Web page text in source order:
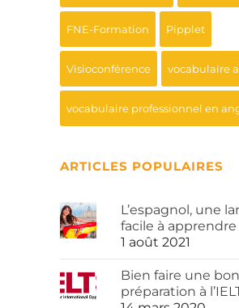
FNE-Formation Pipplet
Visioconférence vocabulaire
vocabulaire professionnel en
ARTICLES POPULAIRES
L’espagnol, une
facile à apprendre
1 août 2021
Bien faire une
préparation à